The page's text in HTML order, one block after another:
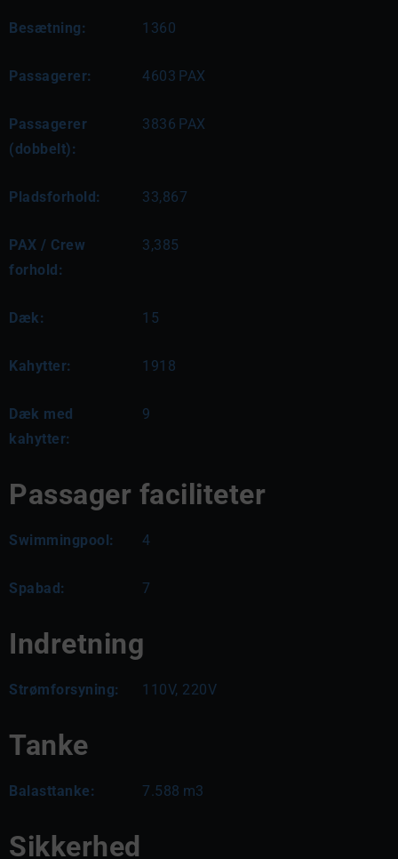
Besætning: 1360
Passagerer: 4603 PAX
Passagerer
(dobbelt):
3836 PAX
Pladsforhold: 33,867
PAX / Crew
forhold:
3,385
Dæk: 15
Kahytter: 1918
Dæk med
kahytter:
9
Passager faciliteter
Swimmingpool: 4
Spabad: 7
Indretning
Strømforsyning: 110V, 220V
Tanke
Balasttanke: 7.588 m3
Sikkerhed